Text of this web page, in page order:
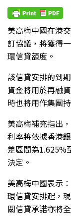
美高梅中國在港
訂協議，將獲得
環信貸額度。
該信貸安排的到
資金將用於再融
時也將用作集團
美高梅補充指出
利率將依據香港
差區間為1.625%
決定。
美高梅中國表示
環信貸安排起，
關信貸承諾亦將全